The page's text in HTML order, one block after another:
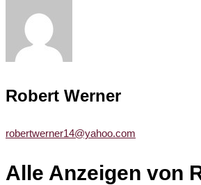
Robert Werner
robertwerner14@yahoo.com
Alle Anzeigen von